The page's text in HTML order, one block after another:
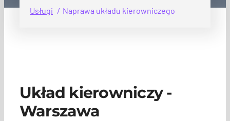
Usługi Naprawa układu kierowniczego
Układ kierowniczy -
Warszawa